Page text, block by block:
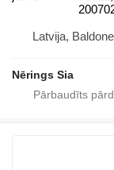
Latvija,
Nērings Sia